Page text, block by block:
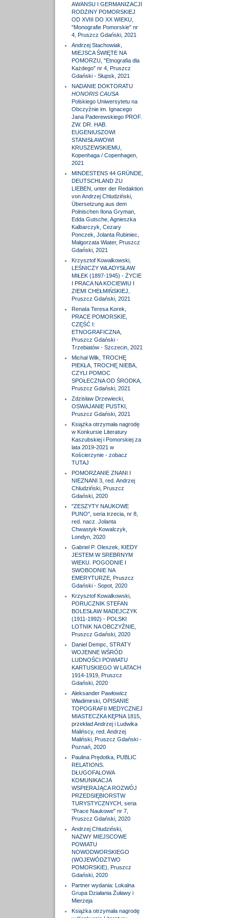
AWANSU I GERMANIZACJI
RODZINY POMORSKIEJ
OD XVIII DO XX WIEKU,
"Monografie Pomorskie" nr
4, Pruszcz Gdański, 2021
Andrzej Stachowiak,
MIEJSCA ŚWIĘTE NA
POMORZU, "Etnografia dla
Każdego" nr 4, Pruszcz
Gdański - Słupsk, 2021
NADANIE DOKTORATU
HONORIS CAUSA
Polskiego Uniwersytetu na
Obczyźnie im. Ignacego
Jana Paderewskiego PROF.
ZW. DR. HAB.
EUGENIUSZOWI
STANISŁAWOWI
KRUSZEWSKIEMU,
Kopenhaga / Copenhagen,
2021
MINDESTENS 44 GRÜNDE,
DEUTSCHLAND ZU
LIEBEN, unter der Redaktion
von Andrzej Chludziński,
Übersetzung aus dem
Polnischen Ilona Gryman,
Edda Gutsche, Agnieszka
Kalbarczyk, Cezary
Ponczek, Jolanta Rubiniec,
Małgorzata Wiater, Pruszcz
Gdański, 2021
Krzysztof Kowalkowski,
LEŚNICZY WŁADYSŁAW
MIŁEK (1897-1945) - ŻYCIE
I PRACA NA KOCIEWIU I
ZIEMI CHEŁMIŃSKIEJ,
Pruszcz Gdański, 2021
Renata Teresa Korek,
PRACE POMORSKIE,
CZĘŚĆ I:
ETNOGRAFICZNA,
Pruszcz Gdański -
Trzebiatów - Szczecin, 2021
Michał Wilk, TROCHĘ
PIEKŁA, TROCHĘ NIEBA,
CZYLI POMOC
SPOŁECZNA OD ŚRODKA,
Pruszcz Gdański, 2021
Zdzisław Drzewiecki,
OSWAJANIE PUSTKI,
Pruszcz Gdański, 2021
Książka otrzymała nagrodę
w Konkursie Literatury
Kaszubskiej i Pomorskiej za
lata 2019-2021 w
Kościerzynie - zobacz
TUTAJ
POMORZANIE ZNANI I
NIEZNANI 3, red. Andrzej
Chludziński, Pruszcz
Gdański, 2020
"ZESZYTY NAUKOWE
PUNO", seria trzecia, nr 8,
red. nacz. Jolanta
Chwastyk-Kowalczyk,
Londyn, 2020
Gabriel P. Oleszek, KIEDY
JESTEM W SREBRNYM
WIEKU. POGODNIE I
SWOBODNIE NA
EMERYTURZE, Pruszcz
Gdański - Sopot, 2020
Krzysztof Kowalkowski,
PORUCZNIK STEFAN
BOLESŁAW MADEJCZYK
(1911-1992) - POLSKI
LOTNIK NA OBCZYŹNIE,
Pruszcz Gdański, 2020
Daniel Dempc, STRATY
WOJENNE WŚRÓD
LUDNOŚCI POWIATU
KARTUSKIEGO W LATACH
1914-1919, Pruszcz
Gdański, 2020
Aleksander Pawłowicz
Władimirski, OPISANIE
TOPOGRAFII MEDYCZNEJ
MIASTECZKA KĘPNA 1815,
przekład Andrzej i Ludwika
Malińscy, red. Andrzej
Maliński, Pruszcz Gdański -
Poznań, 2020
Paulina Prędotka, PUBLIC
RELATIONS.
DŁUGOFALOWA
KOMUNIKACJA
WSPIERAJĄCA ROZWÓJ
PRZEDSIĘBIORSTW
TURYSTYCZNYCH, seria
"Prace Naukowe" nr 7,
Pruszcz Gdański, 2020
Andrzej Chludziński,
NAZWY MIEJSCOWE
POWIATU
NOWODWORSKIEGO
(WOJEWÓDZTWO
POMORSKIE), Pruszcz
Gdański, 2020
Partner wydania: Lokalna
Grupa Działania Żuławy i
Mierzeja
Książka otrzymała nagrodę